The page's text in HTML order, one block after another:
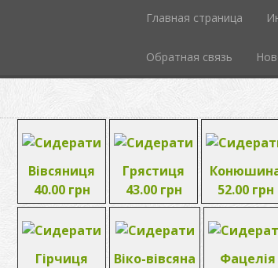
Главная страница
Обратная связь
Вівсяниця
40.00 грн
Грястиця
43.00 грн
52.00 грн
Гірчиця
Віко-вівсяна
Фацелія